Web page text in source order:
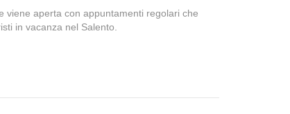
viene aperta con appuntamenti regolari che
in vacanza nel Salento.